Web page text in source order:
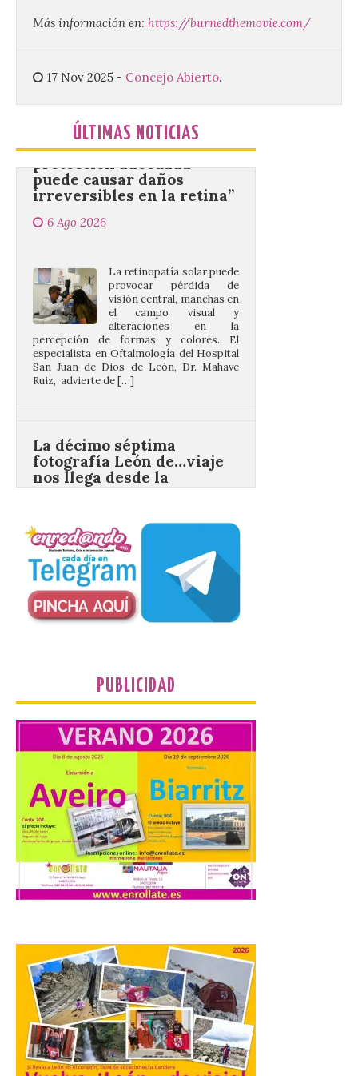
Más información en: https://burnedthemovie.com/
17 Nov 2025 - Concejo Abierto.
ÚLTIMAS NOTICIAS
del Ayuntamiento de La Bañeza ha
acogido esta mañana la presentación
“Mirar un eclipse sin
protección adecuada
puede causar daños
6 Ago 2026
el campo visual y
alteraciones en la
percepción de formas y colores. El
especialista en Oftalmología del Hospital
San Juan de Dios de León, Dr. Mahave
Ruiz, advierte de […]
nos llega desde la
carretera CL 626 con
motivo de la marcha en
defensa de FEVE
Nueva edición de León
de…viaje. Una iniciativa
organizado por la sección
juvenil de la Asociación
Enróllate, la Asociación
Camarzius fest: frente al
macroevento, un festival
cultural transformador
que apuesta por el legado.
6 Ago 2026
Los días 7, 8 y 9 de agosto
de 2026, Camarzana de
Tera volverá a convertirse
en punto de encuentro,
música en directo mueve grandes
fenómenos de […]
El Ayuntamiento de
Cabrillanes analizará,
conforme a la legalidad, la
solicitud para la
PUBLICIDAD